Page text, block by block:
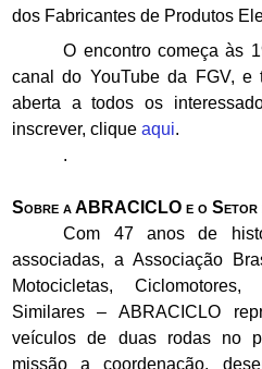
dos Fabricantes de Produtos
O encontro começa às
canal do YouTube da FGV, e
aberta a todos os
inscrever, clique aqui.
.
Sobre a ABRACICLO e o Setor
Com 47 anos de
associadas, a Associação
Motocicletas,
Similares – ABRACICLO
veículos de duas rodas no
missão a coordenação,